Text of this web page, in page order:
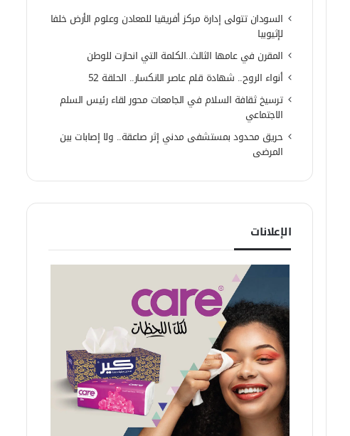
السودان تتولى إدارة مركز أفريقيا للمعادن وعلوم الأرض خلفا
لإثيوبيا
المقرن في عامها الثالث..الكلمة التي انحازت للوطن
أنواء الروح.. شهادة قلم عاصر الانكسار.. الحلقة 52
ترسيخ ثقافة السلام في الجامعات محور لقاء رئيس السلم
الاجتماعي
حريق محدود بمستشفى مدني إثر صاعقة.. ولا إصابات بين
المرضى
الإعلانات